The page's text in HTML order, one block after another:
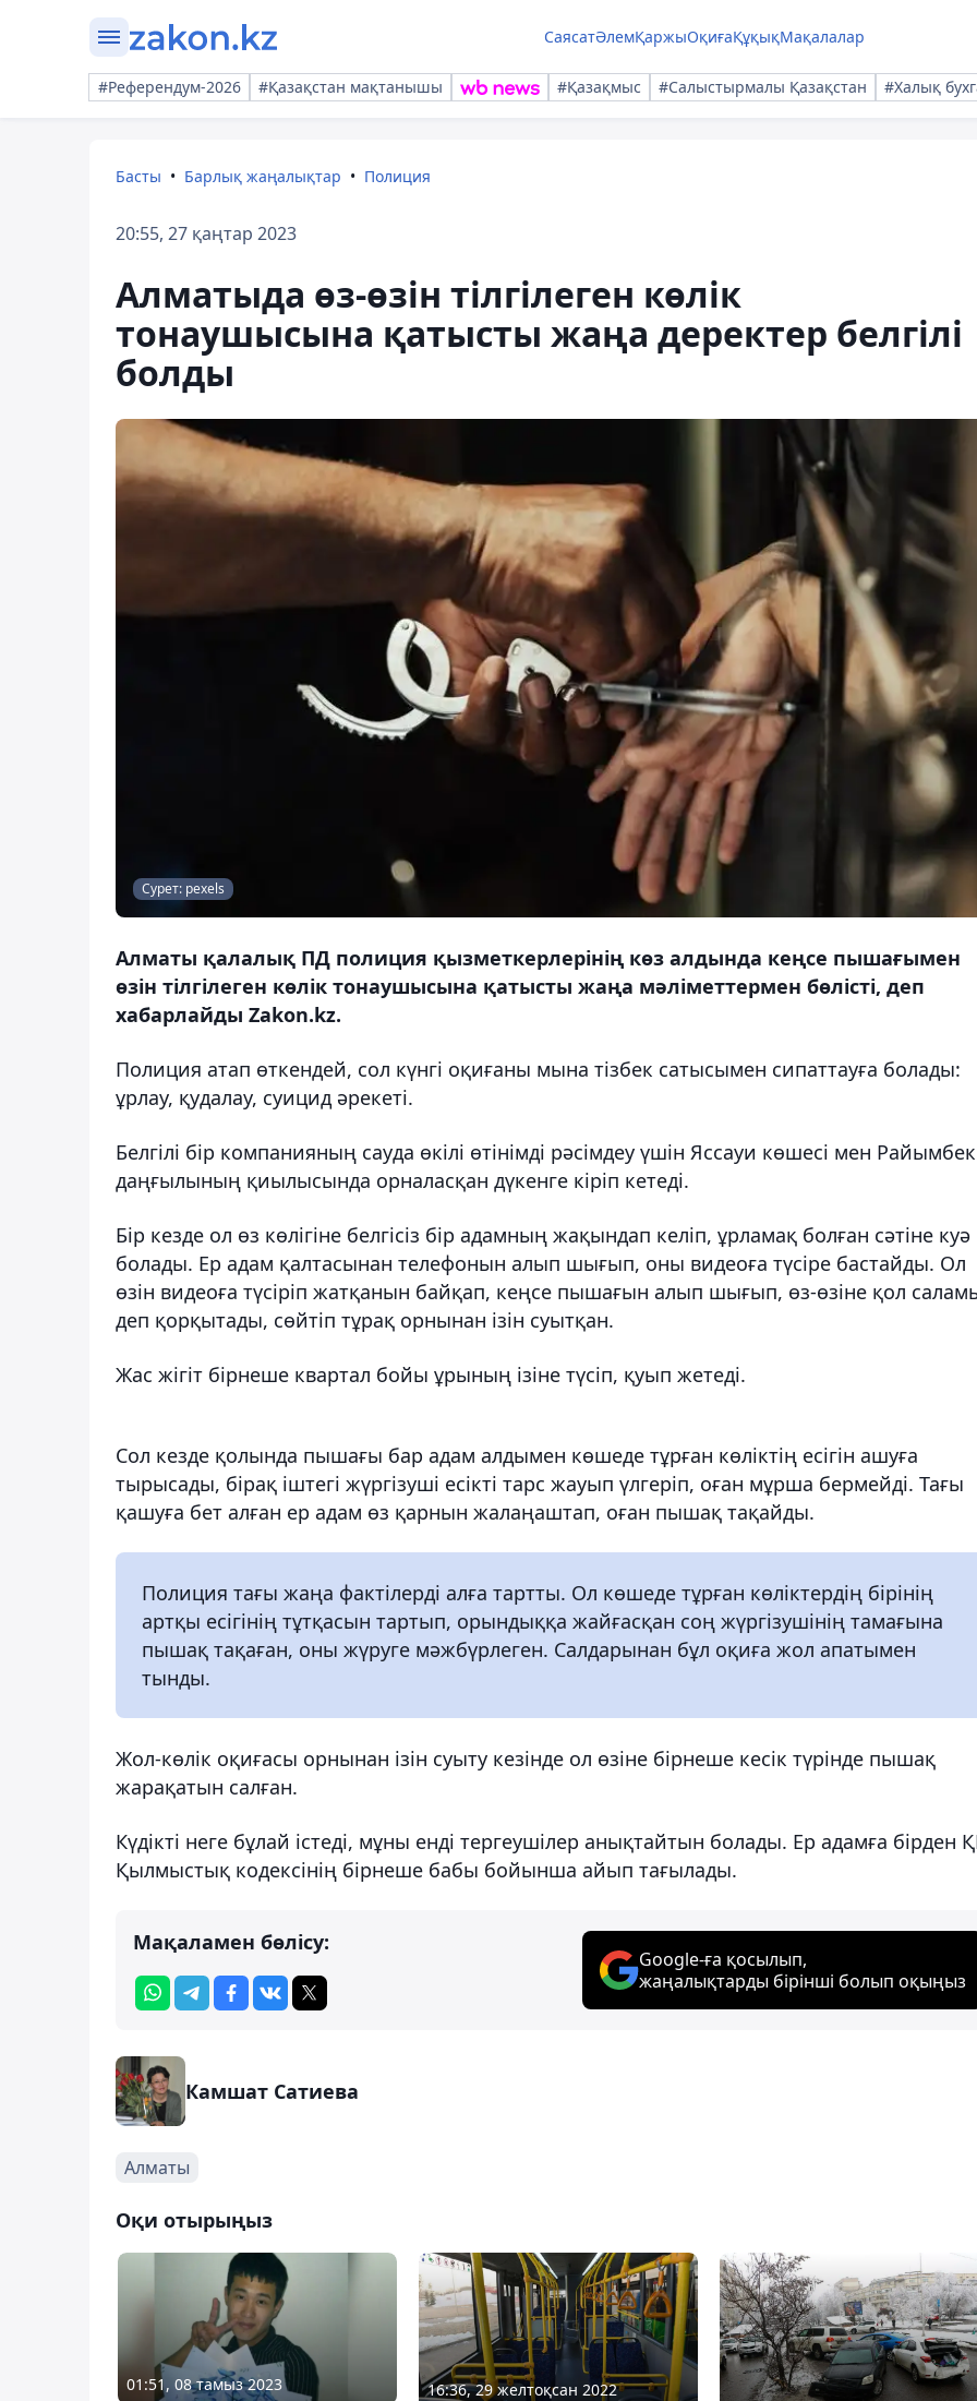
СаясатӘлемҚаржыОқиғаҚұқықМақалалар
#Референдум-2026 #Қазақстан мақтанышы #Қазақмыс #Салыстырмалы Қазақстан #Халық
Басты Барлық жаңалықтар Полиция
20:55, 27 қаңтар 2023
Алматыда өз-өзін тілгілеген көлік
тонаушысына қатысты жаңа деректер белгілі
болды
Сурет: pexels
Алматы қалалық ПД полиция қызметкерлерінің көз алдында кеңсе пышағымен
өзін тілгілеген көлік тонаушысына қатысты жаңа мәліметтермен бөлісті, деп
хабарлайды Zakon.kz.
Полиция атап өткендей, сол күнгі оқиғаны мына тізбек сатысымен сипаттауға болады:
ұрлау, қудалау, суицид әрекеті.
Белгілі бір компанияның сауда өкілі өтінімді рәсімдеу үшін Яссауи көшесі мен Райымбек
даңғылының қиылысында орналасқан дүкенге кіріп кетеді.
Бір кезде ол өз көлігіне белгісіз бір адамның жақындап келіп, ұрламақ болған сәтіне куә
болады. Ер адам қалтасынан телефонын алып шығып, оны видеоға түсіре бастайды. Ол
өзін видеоға түсіріп жатқанын байқап, кеңсе пышағын алып шығып, өз-өзіне қол
деп қорқытады, сөйтіп тұрақ орнынан ізін суытқан.
Жас жігіт бірнеше квартал бойы ұрының ізіне түсіп, қуып жетеді.
Сол кезде қолында пышағы бар адам алдымен көшеде тұрған көліктің есігін ашуға
тырысады, бірақ іштегі жүргізуші есікті тарс жауып үлгеріп, оған мұрша бермейді. Тағы
қашуға бет алған ер адам өз қарнын жалаңаштап, оған пышақ тақайды.
Полиция тағы жаңа фактілерді алға тартты. Ол көшеде тұрған көліктердің бірінің
артқы есігінің тұтқасын тартып, орындыққа жайғасқан соң жүргізушінің тамағына
пышақ тақаған, оны жүруге мәжбүрлеген. Салдарынан бұл оқиға жол апатымен
тынды.
Жол-көлік оқиғасы орнынан ізін суыту кезінде ол өзіне бірнеше кесік түрінде пышақ
жарақатын салған.
Күдікті неге бұлай істеді, мұны енді тергеушілер анықтайтын болады. Ер адамға бірден
Қылмыстық кодексінің бірнеше бабы бойынша айып тағылады.
Мақаламен бөлісу:
Google-ға қосылып,
жаңалықтарды бірінші болып оқыңыз
Камшат Сатиева
Алматы
Оқи отырыңыз
01:51, 08 тамыз 2023 16:36, 29 желтоқсан 2022